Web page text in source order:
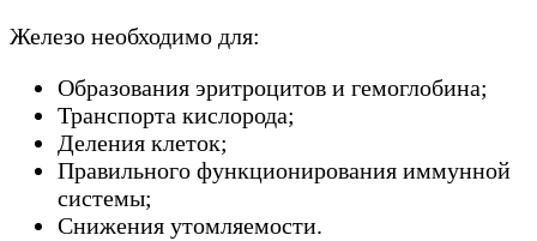
Железо необходимо для:
Образования эритроцитов и гемоглобина;
Транспорта кислорода;
Деления клеток;
Правильного функционирования иммунной
системы;
Снижения утомляемости.